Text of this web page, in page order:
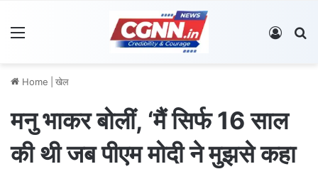
Log In
Home खेल
मनु भाकर बोलीं, ‘मैं सिर्फ 16 साल
की थी जब पीएम मोदी ने मुझसे कहा